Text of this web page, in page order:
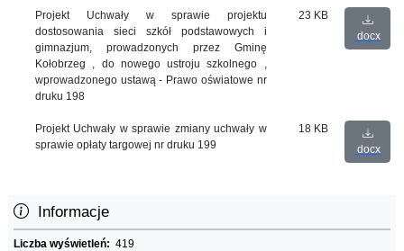
Projekt Uchwały w sprawie projektu
dostosowania sieci szkół podstawowych i
gimnazjum, prowadzonych przez Gminę
Kołobrzeg , do nowego ustroju szkolnego ,
wprowadzonego ustawą - Prawo oświatowe nr
druku 198
23 KB
docx
Projekt Uchwały w sprawie zmiany uchwały w
sprawie opłaty targowej nr druku 199
18 KB
docx
Informacje
Liczba wyświetleń: 419